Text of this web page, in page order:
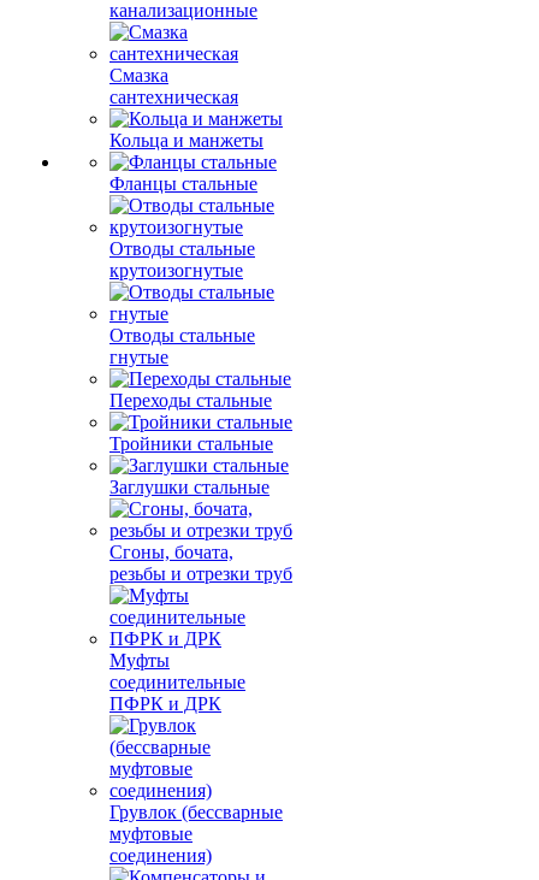
канализационные
Смазка
сантехническая
Кольца и манжеты
Фланцы стальные
Отводы стальные
крутоизогнутые
Отводы стальные
гнутые
Переходы стальные
Тройники стальные
Заглушки стальные
Сгоны, бочата,
резьбы и отрезки труб
Муфты
соединительные
ПФРК и ДРК
Грувлок (бессварные
муфтовые
соединения)